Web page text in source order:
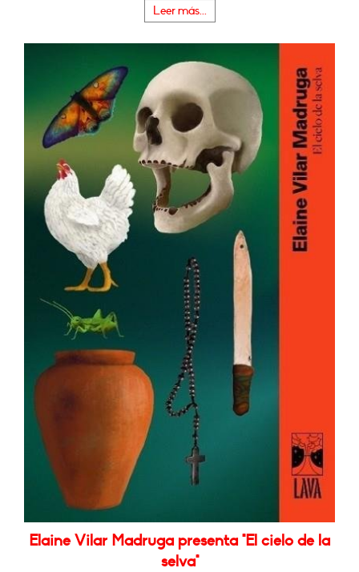
Leer más...
Elaine Vilar Madruga presenta "El cielo de la
selva"